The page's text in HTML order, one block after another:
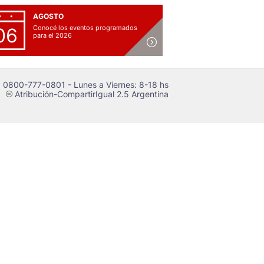
AGOSTO
Conocé los eventos programados
para el 2026
0800-777-0801 - Lunes a Viernes: 8-18 hs
cAtribución-CompartirIgual 2.5 Argentina